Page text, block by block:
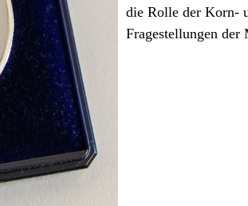
die Rolle der Korn-
Fragestellungen der